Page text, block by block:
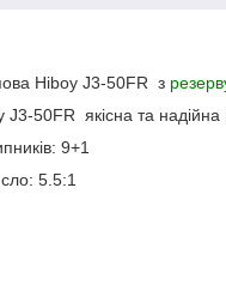
Hiboy J3-50FR з
J3-50FR якісна та надійна
9+1
5.5:1